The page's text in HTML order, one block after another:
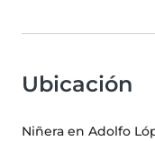
Ubicación
Niñera en Adolfo